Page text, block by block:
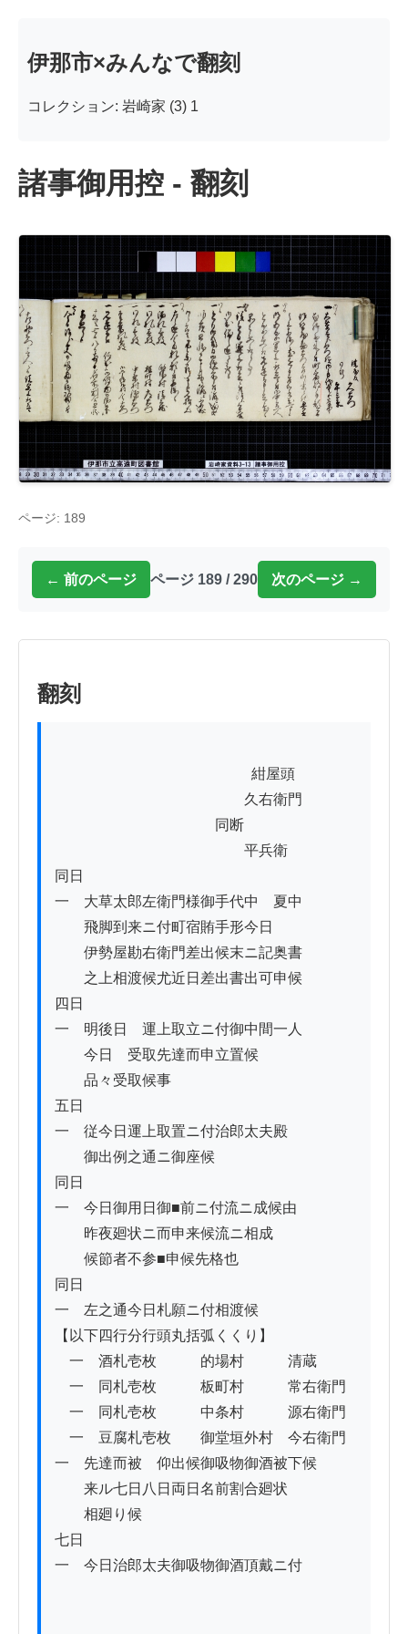
伊那市×みんなで翻刻
コレクション: 岩崎家 (3) 1
諸事御用控 - 翻刻
ページ: 189
← 前のページ ページ 189 / 290 次のページ →
翻刻
久右衛門
同断
平兵衛
同日
一　大草太郎左衛門様御手代中ゟ夏中
飛脚到来ニ付町宿賄手形今日
伊勢屋勘右衛門差出候末ニ記奥書
之上相渡候尤近日差出書出可申候
四日
一　明後日ゟ運上取立ニ付御中間一人
今日ゟ受取先達而申立置候
品々受取候事
五日
一　従今日運上取置ニ付治郎太夫殿
御出例之通ニ御座候
同日
一　今日御用日御■前ニ付流ニ成候由
昨夜廻状ニ而申来候流ニ相成
候節者不参■申候先格也
同日
一　左之通今日札願ニ付相渡候
【以下四行分行頭丸括弧くくり】
一　酒札壱枚　　　的場村　　　清蔵
一　同札壱枚　　　板町村　　　常右衛門
一　同札壱枚　　　中条村　　　源右衛門
一　豆腐札壱枚　　御堂垣外村　今右衛門
一　先達而被　仰出候御吸物御酒被下候
来ル七日八日両日名前割合廻状
相廻り候
七日
一　今日治郎太夫御吸物御酒頂戴ニ付